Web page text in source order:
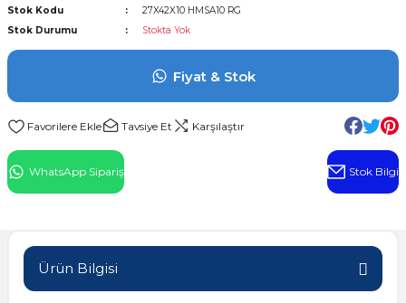
Rulman
Stok Kodu
27X42X10 HMSA10 RG
Stok Durumu
Stokta Yok
Fiyat & Stok
Tavsiye Et Karşılaştır
WhatsApp Sipariş Stok Bilgi
Ürün Bilgisi